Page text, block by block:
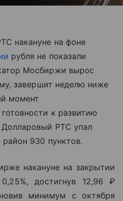
накануне на фоне
рубля не показали
Мосбиржи вырос
завершит неделю ниже
момент
к развитию
Долларовый РТС упал
930 пунктов.
накануне на закрытии
достигнув 12,96 ₽
минимум с октября